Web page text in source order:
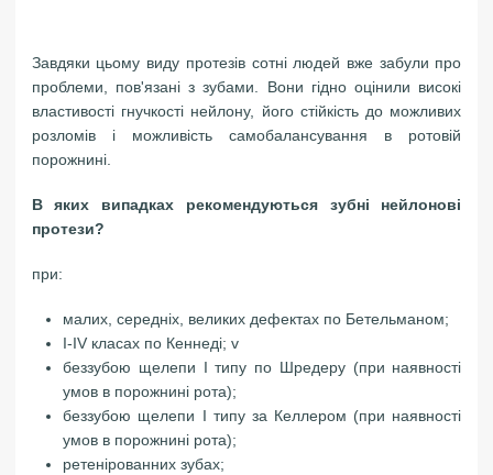
Завдяки цьому виду протезів сотні людей вже забули про
проблеми, пов'язані з зубами. Вони гідно оцінили високі
властивості гнучкості нейлону, його стійкість до можливих
розломів і можливість самобалансування в ротовій
порожнині.
В яких випадках рекомендуються зубні нейлонові
протези?
при:
малих, середніх, великих дефектах по Бетельманом;
I-IV класах по Кеннеді; v
беззубою щелепи I типу по Шредеру (при наявності
умов в порожнині рота);
беззубою щелепи I типу за Келлером (при наявності
умов в порожнині рота);
ретенірованних зубах;